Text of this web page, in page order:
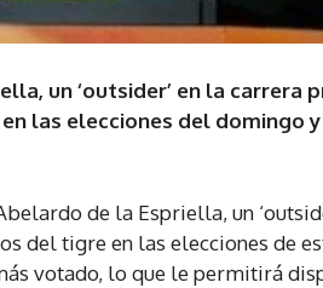
un ‘outsider’ en la carrera
las elecciones del domingo
de la Espriella, un
del tigre en las elecciones de
votado, lo que le permitirá